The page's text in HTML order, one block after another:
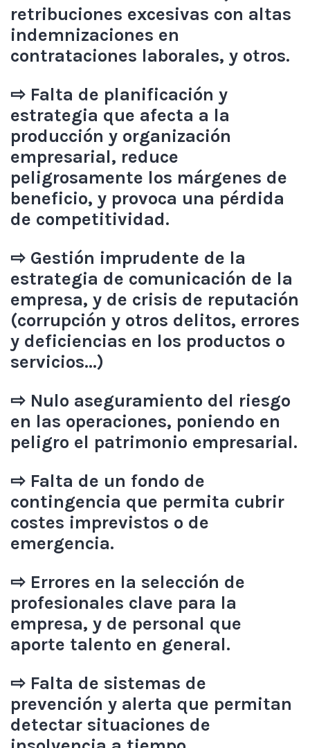
retribuciones excesivas con altas
indemnizaciones en
contrataciones laborales, y otros.
⇨ Falta de planificación y
estrategia que afecta a la
producción y organización
empresarial, reduce
peligrosamente los márgenes de
beneficio, y provoca una pérdida
de competitividad.
⇨ Gestión imprudente de la
estrategia de comunicación de la
empresa, y de crisis de reputación
(corrupción y otros delitos, errores
y deficiencias en los productos o
servicios…)
⇨ Nulo aseguramiento del riesgo
en las operaciones, poniendo en
peligro el patrimonio empresarial.
⇨ Falta de un fondo de
contingencia que permita cubrir
costes imprevistos o de
emergencia.
⇨ Errores en la selección de
profesionales clave para la
empresa, y de personal que
aporte talento en general.
⇨ Falta de sistemas de
prevención y alerta que permitan
detectar situaciones de